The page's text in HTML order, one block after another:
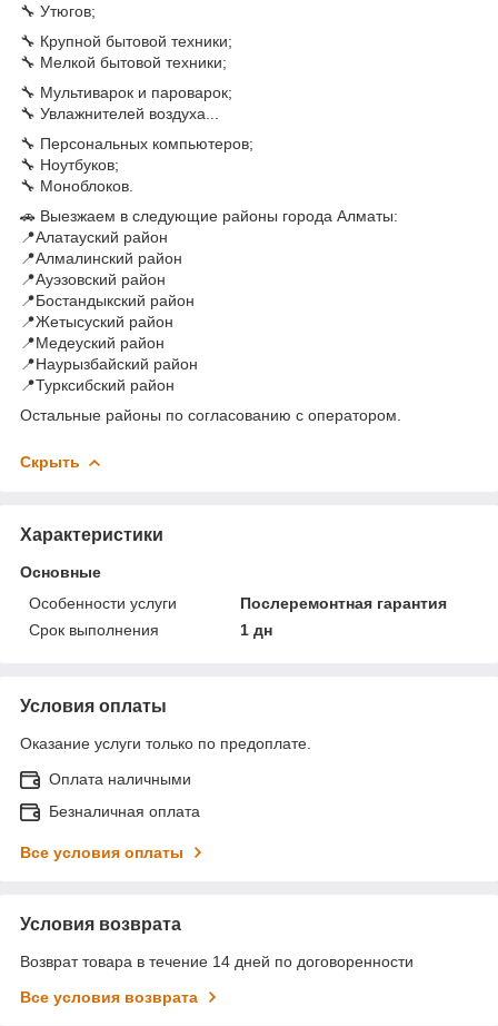
🔧 Утюгов;
🔧 Крупной бытовой техники;
🔧 Мелкой бытовой техники;
🔧 Мультиварок и пароварок;
🔧 Увлажнителей воздуха...
🔧 Персональных компьютеров;
🔧 Ноутбуков;
🔧 Моноблоков.
🚗 Выезжаем в следующие районы города Алматы:
📍Алатауский район
📍Алмалинский район
📍Ауэзовский район
📍Бостандыкский район
📍Жетысуский район
📍Медеуский район
📍Наурызбайский район
📍Турксибский район
Остальные районы по согласованию с оператором.
Скрыть
Характеристики
Основные
Особенности услуги
Послеремонтная гарантия
Срок выполнения
1 дн
Условия оплаты
Оказание услуги только по предоплате.
Оплата наличными
Безналичная оплата
Все условия оплаты
Условия возврата
Возврат товара в течение 14 дней по договоренности
Все условия возврата